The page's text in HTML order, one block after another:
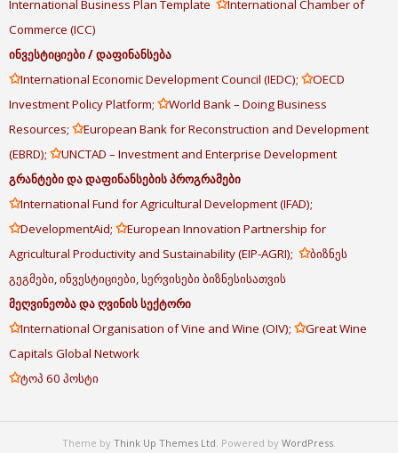
International Business Plan Template
International Chamber of
Commerce (ICC)
ინვესტიციები/დაფინანსება
✩International Economic Development Council (IEDC); ✩OECD
Investment Policy Platform; ✩World Bank – Doing Business
Resources; ✩European Bank for Reconstruction and Development
(EBRD); ✩UNCTAD – Investment and Enterprise Development
გრანტებიდადაფინანსებისპროგრამები
✩International Fund for Agricultural Development (IFAD);
✩DevelopmentAid; ✩European Innovation Partnership for
Agricultural Productivity and Sustainability (EIP-AGRI); ✩ბიზნეს
გეგმები, ინვესტიციები, სერვისები ბიზნესისათვის
მეღვინეობადაღვინისსექტორი
✩International Organisation of Vine and Wine (OIV); ✩Great Wine
Capitals Global Network
✩ტოპ 60 პოსტი
Theme by Think Up Themes Ltd. Powered by WordPress.